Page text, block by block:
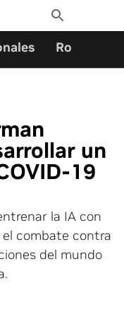
Toggle
Search
Robótica
un
19
la IA con
combate contra
del mundo